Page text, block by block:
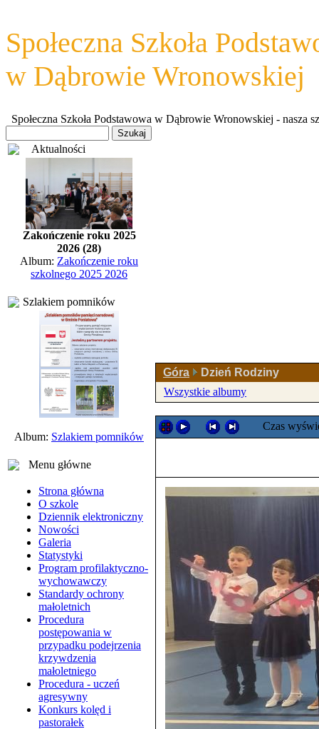
Społeczna Szkoła
w Dąbrowie Wronowskiej
Społeczna Szkoła Podstawowa w Dąbrowie Wronowskiej - nasza
Aktualności
Zakończenie roku 2025
2026 (28)
Album: Zakończenie roku
szkolnego 2025 2026
Szlakiem pomników
Album: Szlakiem pomników
Menu główne
Strona główna
O szkole
Dziennik elektroniczny
Nowości
Galeria
Statystyki
Program profilaktyczno-
wychowawczy
Standardy ochrony
małoletnich
Procedura
postępowania w
przypadku podejrzenia
krzywdzenia
małoletniego
Procedura - uczeń
agresywny
Konkurs kolęd i
pastorałek
Góra
Dzień Rodziny
Wszystkie albumy
Czas